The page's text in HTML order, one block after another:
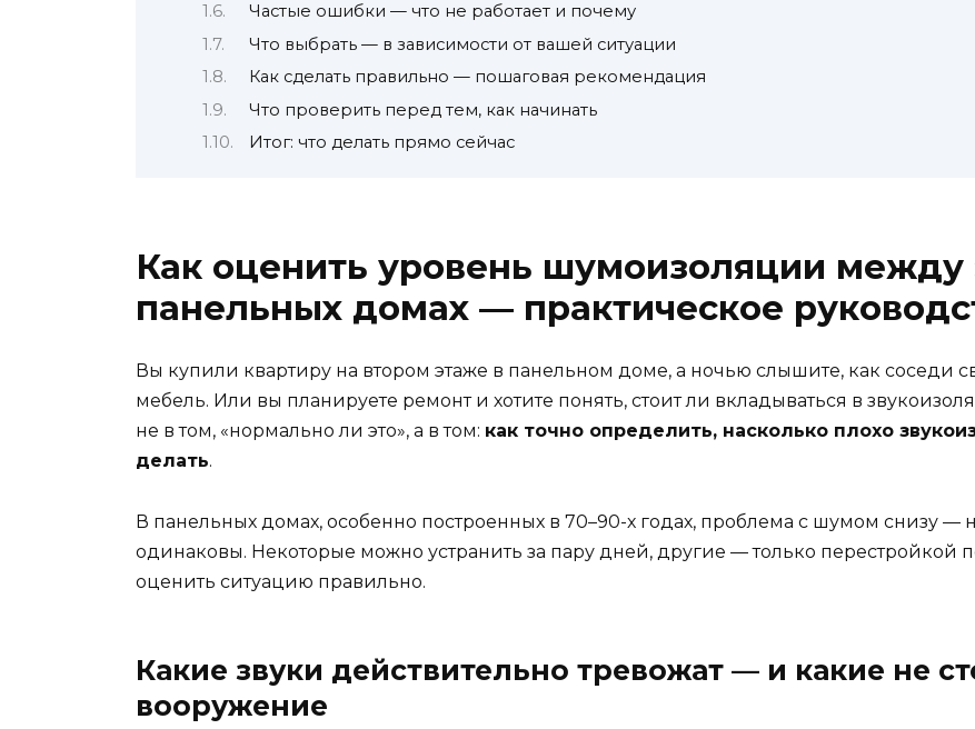
Частые ошибки — что не работает и почему
Что выбрать — в зависимости от вашей ситуации
Как сделать правильно — пошаговая рекомендация
Что проверить перед тем, как начинать
Итог: что делать прямо сейчас
Как оценить уровень шумоизоляции между
панельных домах — практическое
Вы купили квартиру на втором этаже в панельном доме, а ночью слышите, как соседи
мебель. Или вы планируете ремонт и хотите понять, стоит ли вкладываться в
не в том, «нормально ли это», а в том: как точно определить, насколько плохо
делать.
В панельных домах, особенно построенных в 70–90-х годах, проблема с шумом снизу
одинаковы. Некоторые можно устранить за пару дней, другие — только перестройкой
оценить ситуацию правильно.
Какие звуки действительно тревожат — и какие не
вооружение